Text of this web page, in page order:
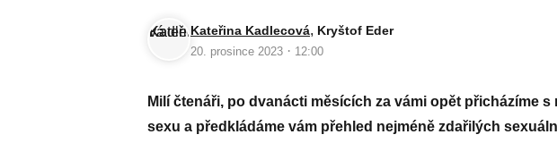
Kateřina Kadlecová, Kryštof Eder
20. prosince 2023 · 12:00
Milí čtenáři, po dvanácti měsících za vámi opět přicházíme
sexu a předkládáme vám přehled nejméně zdařilých